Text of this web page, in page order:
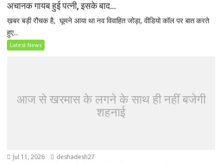
अचानक गायब हुई पत्नी, इसके बाद…
ख़बर बड़ी रौचक है, घूमने आया था नव विवाहित जोड़ा, वीडियो कॉल पर बात करते
हुए...
Latest News
आज से खरमास के लगने के साथ ही नहीं बजेगी
शहनाई
Jul 11, 2026 deshadesh27